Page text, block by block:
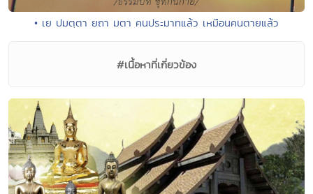
• เย ปมตฺตา ยถา มตา คนประมาทแล้ว เหมือนคนตายแล้ว
#เนื้อหาที่เกี่ยวข้อง